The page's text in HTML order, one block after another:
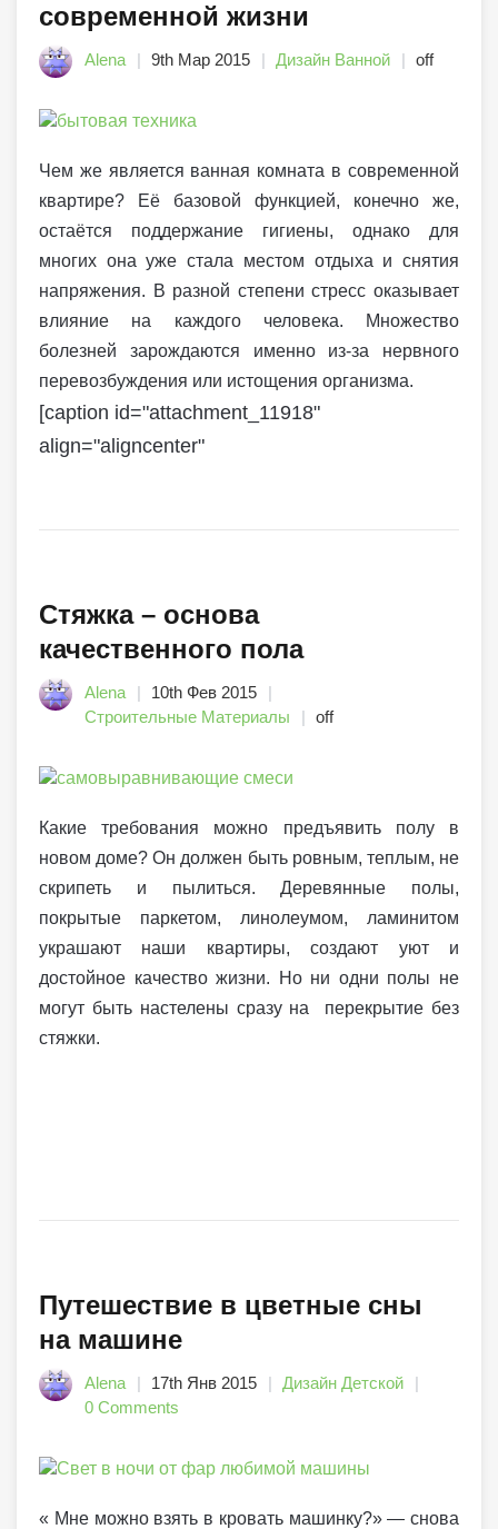
современной жизни
Alena 9th Мар 2015 Дизайн Ванной off
Чем же является ванная комната в современной
квартире? Её базовой функцией, конечно же,
остаётся поддержание гигиены, однако для
многих она уже стала местом отдыха и снятия
напряжения. В разной степени стресс оказывает
влияние на каждого человека. Множество
болезней зарождаются именно из-за нервного
перевозбуждения или истощения организма.
[caption id="attachment_11918"
align="aligncenter"
Стяжка – основа
качественного пола
Alena
10th Фев 2015
Строительные Материалы
off
Какие требования можно предъявить полу в
новом доме? Он должен быть ровным, теплым, не
скрипеть и пылиться. Деревянные полы,
покрытые паркетом, линолеумом, ламинитом
украшают наши квартиры, создают уют и
достойное качество жизни. Но ни одни полы не
могут быть настелены сразу на перекрытие без
стяжки.
Путешествие в цветные сны
на машине
Alena 17th Янв 2015
Дизайн Детской
0 Comments
« Мне можно взять в кровать машинку?» — снова